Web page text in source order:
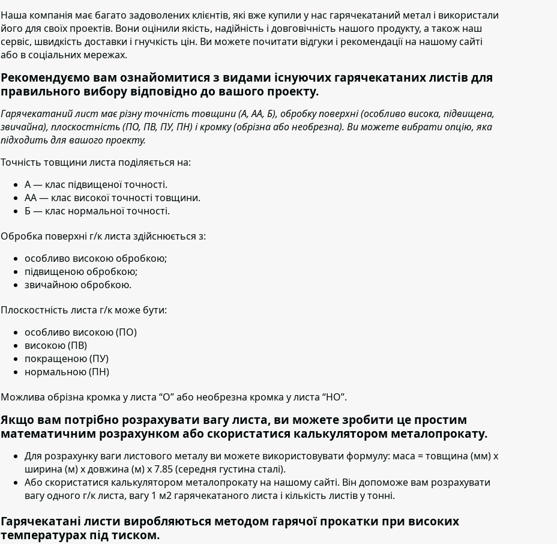
Наша компанія має багато задоволених клієнтів, які вже купили у нас гарячекатаний метал і використали
його для своїх проектів. Вони оцінили якість, надійність і довговічність нашого продукту, а також наш
сервіс, швидкість доставки і гнучкість цін. Ви можете почитати відгуки і рекомендації на нашому сайті
або в соціальних мережах.
Рекомендуємо вам ознайомитися з видами існуючих гарячекатаних листів для
правильного вибору відповідно до вашого проекту.
Гарячекатаний лист має різну точність товщини (А, АА, Б), обробку поверхні (особливо висока, підвищена,
звичайна), плоскостність (ПО, ПВ, ПУ, ПН) і кромку (обрізна або необрезна). Ви можете вибрати опцію, яка
підходить для вашого проекту.
Точність товщини листа поділяється на:
А — клас підвищеної точності.
АА — клас високої точності товщини.
Б — клас нормальної точності.
Обробка поверхні г/к листа здійснюється з:
особливо високою обробкою;
підвищеною обробкою;
звичайною обробкою.
Плоскостність листа г/к може бути:
особливо високою (ПО)
високою (ПВ)
покращеною (ПУ)
нормальною (ПН)
Можлива обрізна кромка у листа “О” або необрезна кромка у листа “НО”.
Якщо вам потрібно розрахувати вагу листа, ви можете зробити це простим
математичним розрахунком або скористатися калькулятором металопрокату.
Для розрахунку ваги листового металу ви можете використовувати формулу: маса = товщина (мм) х
ширина (м) х довжина (м) х 7.85 (середня густина сталі).
Або скористатися калькулятором металопрокату на нашому сайті. Він допоможе вам розрахувати
вагу одного г/к листа, вагу 1 м2 гарячекатаного листа і кількість листів у тонні.
Гарячекатані листи виробляються методом гарячої прокатки при високих
температурах під тиском.